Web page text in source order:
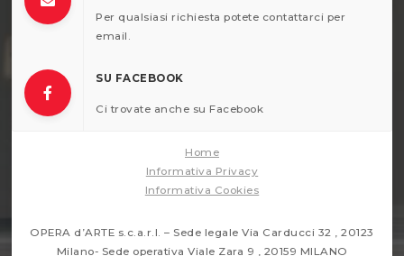
Per qualsiasi richiesta potete contattarci per
email.
SU FACEBOOK
Ci trovate anche su Facebook
Home
Informativa Privacy
Informativa Cookies
OPERA d’ARTE s.c.a.r.l. – Sede legale Via Carducci 32 , 20123
Milano- Sede operativa Viale Zara 9 , 20159 MILANO